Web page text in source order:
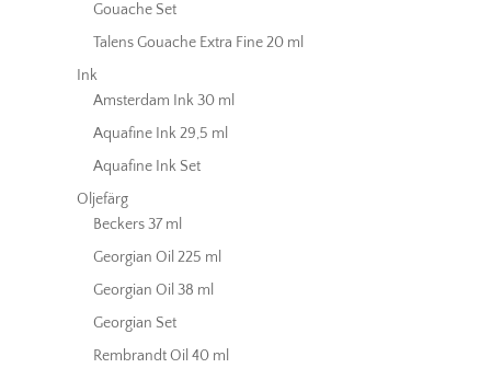
Gouache Set
Talens Gouache Extra Fine 20 ml
Ink
Amsterdam Ink 30 ml
Aquafine Ink 29,5 ml
Aquafine Ink Set
Oljefärg
Beckers 37 ml
Georgian Oil 225 ml
Georgian Oil 38 ml
Georgian Set
Rembrandt Oil 40 ml